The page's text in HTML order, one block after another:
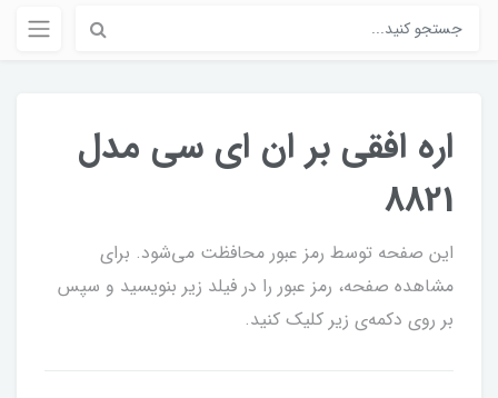
اره افقی بر ان ای سی مدل
8821
این صفحه توسط رمز عبور محافظت می‌شود. برای
مشاهده صفحه، رمز عبور را در فیلد زیر بنویسید و سپس
بر روی دکمه‌ی زیر کلیک کنید.